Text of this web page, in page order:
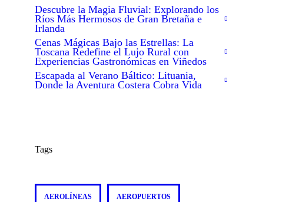
Descubre la Magia Fluvial: Explorando los
Ríos Más Hermosos de Gran Bretaña e
Irlanda
Cenas Mágicas Bajo las Estrellas: La
Toscana Redefine el Lujo Rural con
Experiencias Gastronómicas en Viñedos
Escapada al Verano Báltico: Lituania,
Donde la Aventura Costera Cobra Vida
Tags
AEROLÍNEAS AEROPUERTOS